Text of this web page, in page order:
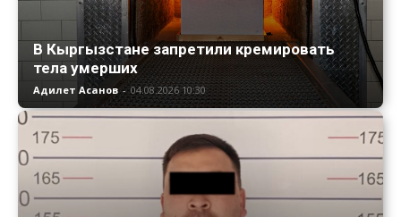
В Кыргызстане запретили кремировать
тела умерших
Адилет Асанов - 04.08.2026 10:30